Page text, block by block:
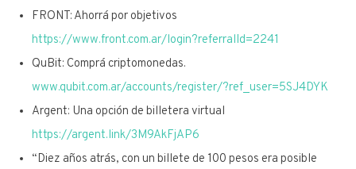
FRONT: Ahorrá por objetivos
https://www.front.com.ar/login?referralId=2241
QuBit: Comprá criptomonedas.
www.qubit.com.ar/accounts/register/?ref_user=5SJ4DYK
Argent: Una opción de billetera virtual
https://argent.link/3M9AkFjAP6
“Diez años atrás, con un billete de 100 pesos era posible